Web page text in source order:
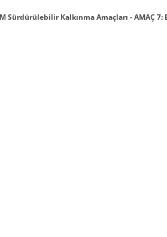
Sürdürülebilir Kalkınma Amaçları - AMAÇ 7: